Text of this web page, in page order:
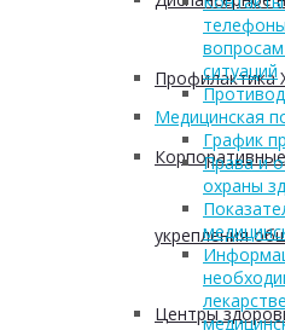
укрепления
Центры
ситуаций
Медицинская
График
Права и
охраны